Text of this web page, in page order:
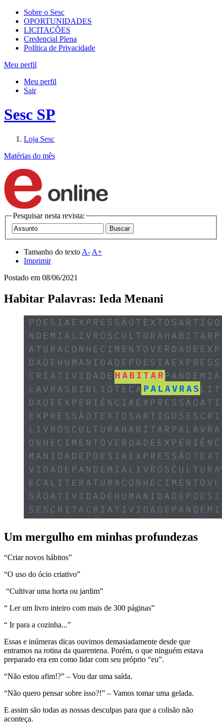
Sobre o Sesc
OPORTUNIDADES
LICITAÇÕES
Credencial Plena
Política de Privacidade
Meu perfil
Meu perfil
Sair
Sesc SP
Loja Sesc
Matérias do mês
Pesquisar nesta revista:
Tamanho do texto A- A+
Imprimir
Postado em 08/06/2021
Habitar Palavras: Ieda Menani
Um mergulho em minhas profundezas
“Criar novos hábitos”
“O uso do ócio criativo”
“Cultivar uma horta ou jardim”
“ Ler um livro inteiro com mais de 300 páginas”
“ Ir para a cozinha...”
Essas e inúmeras dicas ouvimos demasiadamente desde que
entramos na rotina da quarentena. Porém, o que ninguém estava
preparado era em como lidar com seu próprio “eu”.
“Não estou afim!?” – Vou dar uma saída.
“Não quero pensar sobre isso?!” – Vamos tomar uma gelada.
E assim são todas as nossas desculpas para que a colisão não
aconteça.